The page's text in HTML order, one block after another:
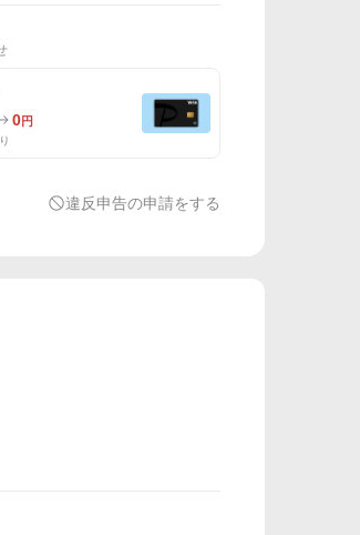
0円
違反申告の申請をする